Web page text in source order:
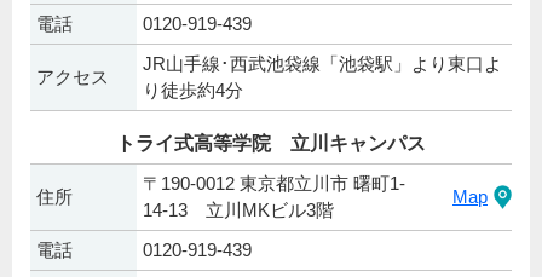
電話 0120-919-439
アクセス
JR山手線･西武池袋線「池袋駅」より東口よ
り徒歩約4分
トライ式高等学院 立川キャンパス
住所
〒190-0012 東京都立川市 曙町1-
14-13 立川MKビル3階
Map
電話
0120-919-439